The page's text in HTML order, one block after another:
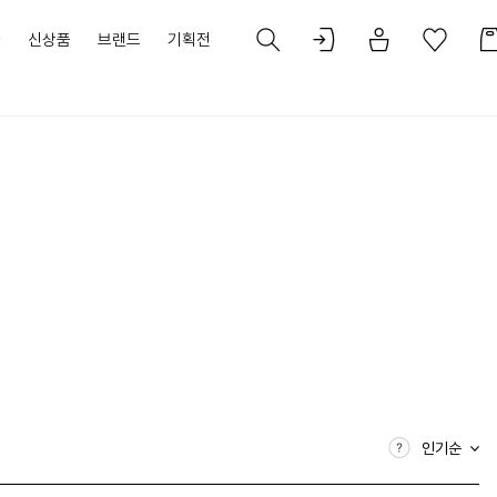
신상품 브랜드 기획전
인기순